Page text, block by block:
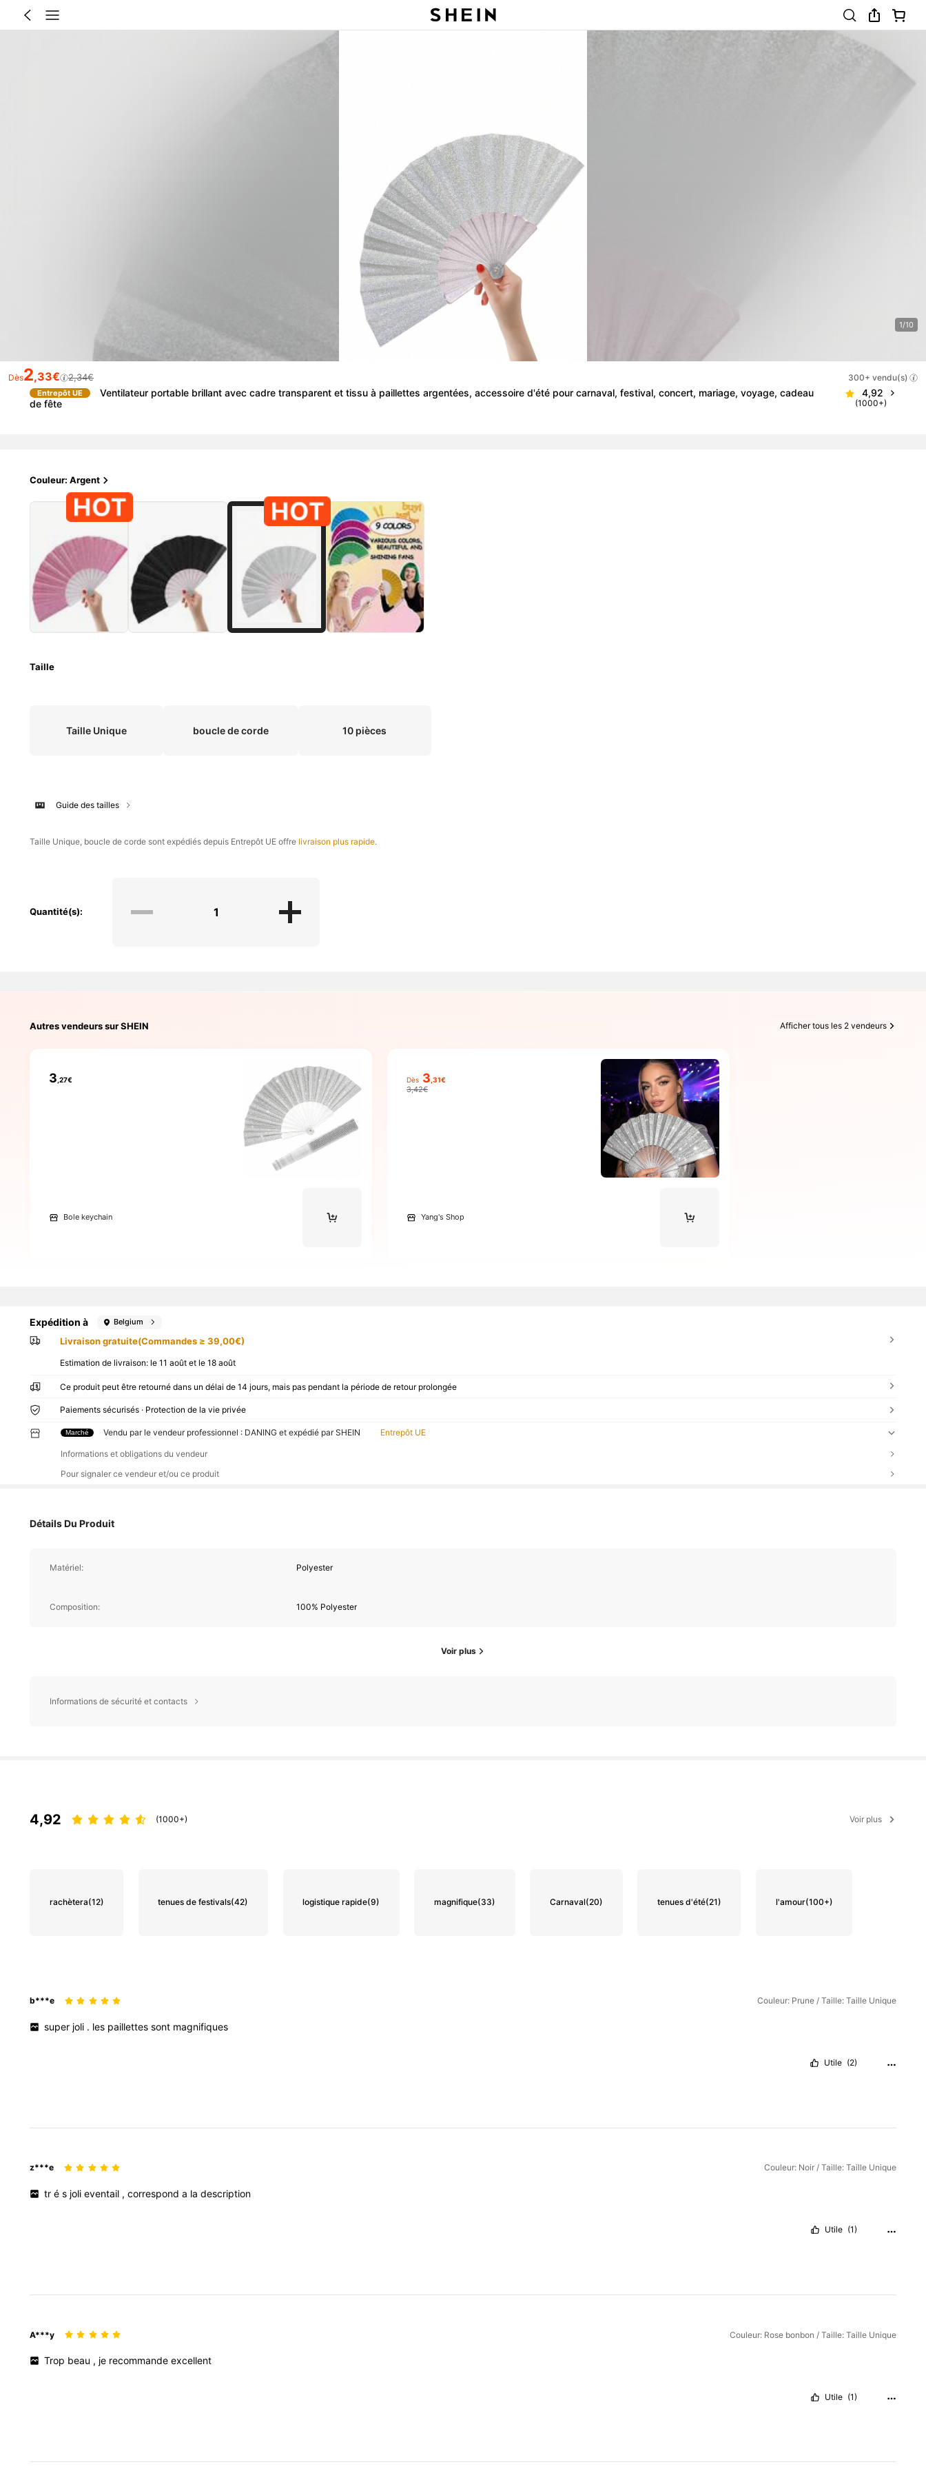
1/10
Dès2,33€ 2,34€ 300+ vendu(s)
Entrepôt UE
Ventilateur portable brillant avec cadre transparent et tissu à paillettes argentées, accessoire d'été pour carnaval, festival, concert, mariage, voyage, cadeau
de fête
4,92
(1000+)
Couleur: Argent
Taille
Taille Unique boucle de corde 10 pièces
Guide des tailles
​Taille Unique, boucle de corde sont expédiés depuis Entrepôt UE offre livraison plus rapide.
Quantité(s):
Autres vendeurs sur SHEIN Afficher tous les 2 vendeurs
3 ,27€
Bole keychain
Dès 3 ,31€
3,42€
Yang's Shop
Expédition à Belgium
Livraison gratuite(Commandes ≥ 39,00€)
Estimation de livraison: le 11 août et le 18 août
Ce produit peut être retourné dans un délai de 14 jours, mais pas pendant la période de retour prolongée
Paiements sécurisés · Protection de la vie privée
Marché Vendu par le vendeur professionnel : DANING et expédié par SHEIN Entrepôt UE
Informations et obligations du vendeur
Pour signaler ce vendeur et/ou ce produit
Détails Du Produit
Matériel: Polyester
Composition: 100% Polyester
Voir plus
Informations de sécurité et contacts
4,92 (1000+) Voir plus
rachètera(12) tenues de festivals(42) logistique rapide(9) magnifique(33) Carnaval(20) tenues d'été(21) l'amour(100+)
b***e Couleur: Prune / Taille: Taille Unique
super joli . les paillettessont magnifiques
Utile (2)
z***e Couleur: Noir / Taille: Taille Unique
trés jolieventail ,corresponda ladescription
Utile (1)
A***y Couleur: Rose bonbon / Taille: Taille Unique
Trop beau , je recommandeexcellent
Utile (1)